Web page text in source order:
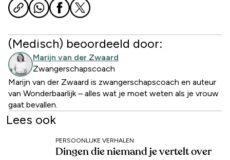
(Medisch) beoordeeld door:
Marijn van der Zwaard
Zwangerschapscoach
Marijn van der Zwaard is zwangerschapscoach en auteur
van Wonderbaarlijk – alles wat je moet weten als je vrouw
gaat bevallen.
Lees ook
PERSOONLIJKE VERHALEN
Dingen die niemand je vertelt over